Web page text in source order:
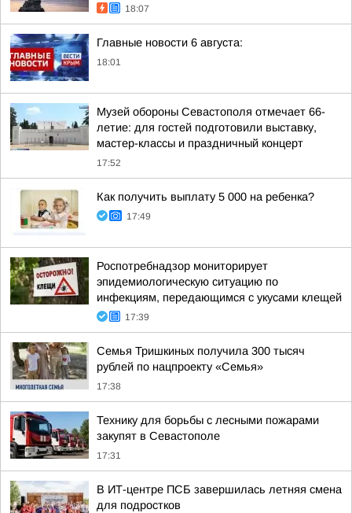
18:07
Главные новости 6 августа:
18:01
Музей обороны Севастополя отмечает 66-
летие: для гостей подготовили выставку,
мастер-классы и праздничный концерт
17:52
Как получить выплату 5 000 на ребенка?
17:49
Роспотребнадзор мониторирует
эпидемиологическую ситуацию по
инфекциям, передающимся с укусами клещей
17:39
Семья Тришкиных получила 300 тысяч
рублей по нацпроекту «Семья»
17:38
Технику для борьбы с лесными пожарами
закупят в Севастополе
17:31
В ИТ-центре ПСБ завершилась летняя смена
для подростков